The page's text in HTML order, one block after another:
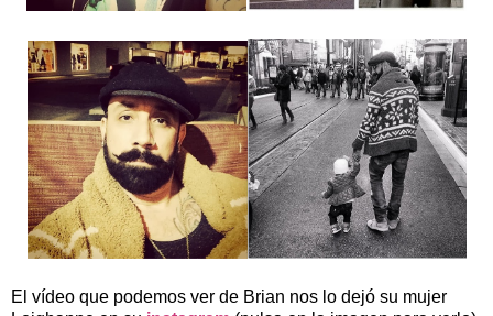
El vídeo que podemos ver de Brian nos lo dejó su mujer